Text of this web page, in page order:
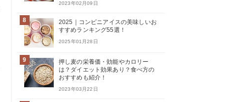
2023年02月09日
8
2025｜コンビニアイスの美味しいお
すすめランキング55選！
2025年01月28日
9
押し麦の栄養価・効能やカロリー
は？ダイエット効果あり？食べ方の
おすすめも紹介！
2023年03月22日